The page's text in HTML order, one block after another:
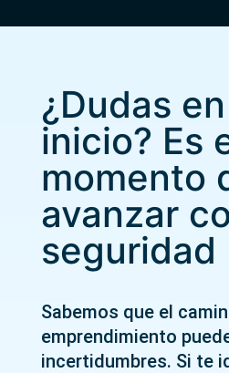
¿Dudas
inicio? Es
momento
avanzar
seguridad
Sabemos que el
emprendimiento
incertidumbres. Si te